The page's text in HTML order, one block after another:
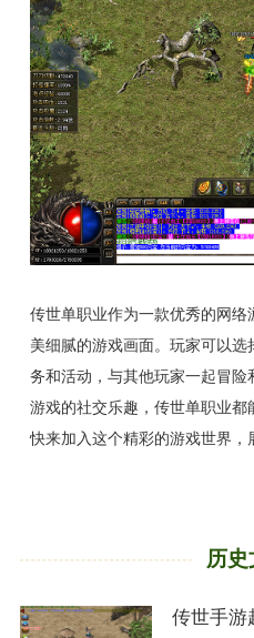
传世单职业作为一款优秀的网
美细腻的游戏画面。玩家可以
务和活动，与其他玩家一起冒
游戏的社交乐趣，传世单职业都
快来加入这个精彩的游戏世界，
历史
传世手游